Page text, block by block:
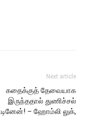
Next article
கதைக்குத் தேவையாக
இருந்ததால் துணிச்சல்
– ஹோம்லி லுக்,